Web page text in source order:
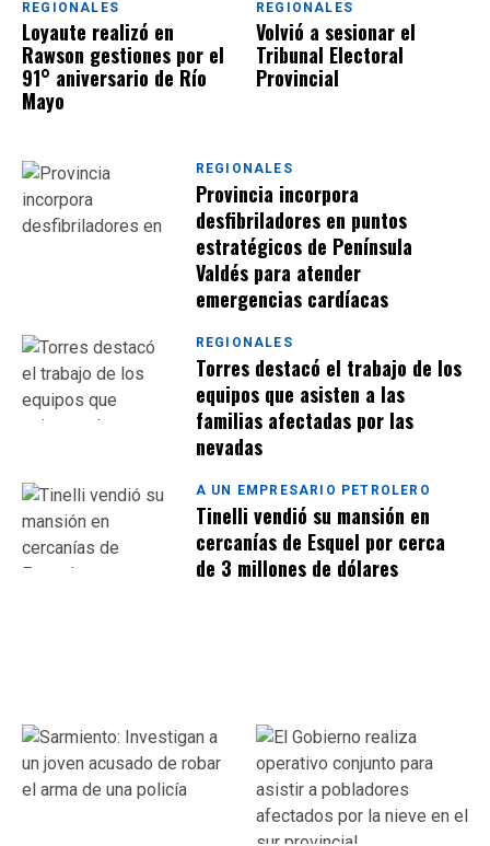
REGIONALES
Loyaute realizó en
Rawson gestiones por el
91° aniversario de Río
Mayo
REGIONALES
Volvió a sesionar el
Tribunal Electoral
Provincial
REGIONALES
Provincia incorpora
desfibriladores en puntos
estratégicos de Península
Valdés para atender
emergencias cardíacas
REGIONALES
Torres destacó el trabajo de los
equipos que asisten a las
familias afectadas por las
nevadas
A UN EMPRESARIO PETROLERO
Tinelli vendió su mansión en
cercanías de Esquel por cerca
de 3 millones de dólares